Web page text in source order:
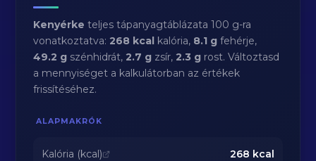
Kenyérke teljes tápanyagtáblázata 100 g-ra
vonatkoztatva:268 kcal kalória, 8.1 g fehérje,
49.2 g szénhidrát,2.7 g zsír,2.3 g rost. Változtasd
a mennyiséget a kalkulátorban az értékek
frissítéséhez.
ALAPMAKRÓK
Kalória (kcal) 268 kcal